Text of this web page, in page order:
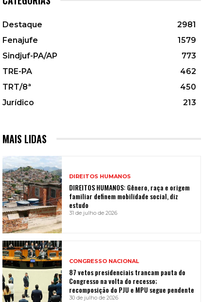
Destaque
2981
Fenajufe
1579
Sindjuf-PA/AP
773
TRE-PA
462
TRT/8ª
450
Jurídico
213
MAIS LIDAS
DIREITOS HUMANOS
DIREITOS HUMANOS: Gênero, raça e origem
familiar definem mobilidade social, diz
estudo
31 de julho de 2026
CONGRESSO NACIONAL
87 vetos presidenciais trancam pauta do
Congresso na volta do recesso;
recomposição do PJU e MPU segue pendente
30 de julho de 2026